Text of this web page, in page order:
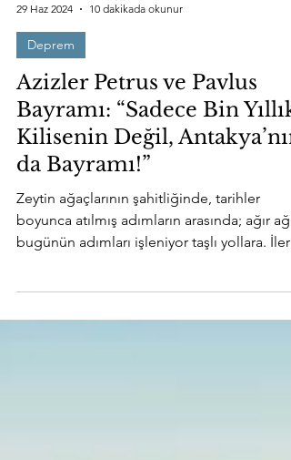
Mişel Orduluoğlu
29 Haz 2024
10 dakikada okunur
Deprem
Azizler Petrus ve Pavlus
Bayramı: “Sadece Bin Yıllık
Kilisenin Değil, Antakya’nın
Zeytin ağaçlarının şahitliğinde, tarihler